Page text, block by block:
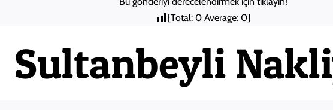
[Total: 0 Average: 0]
Sultanbeyli